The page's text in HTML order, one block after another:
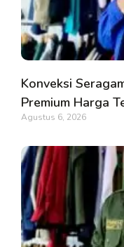
Konveksi
Premium Harga
Agustus 6, 2026